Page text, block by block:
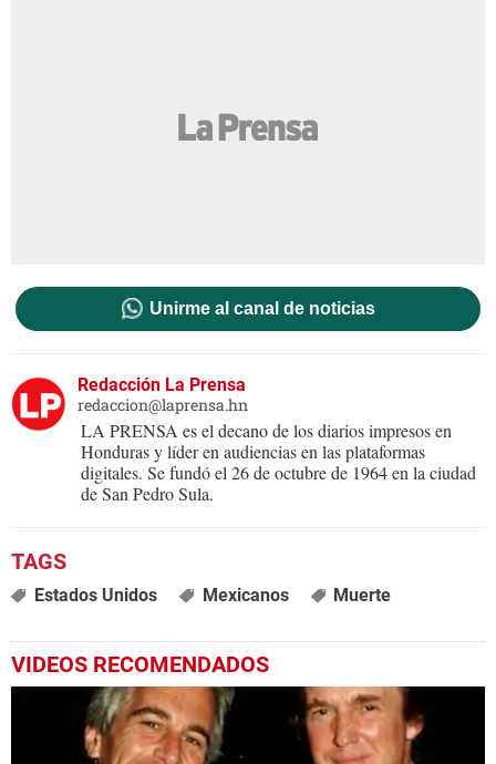
Unirme al canal de noticias
Redacción La Prensa
redaccion@laprensa.hn
LA PRENSA es el decano de los diarios impresos en
Honduras y líder en audiencias en las plataformas
digitales. Se fundó el 26 de octubre de 1964 en la ciudad
de San Pedro Sula.
Estados Unidos Mexicanos Muerte
VIDEOS RECOMENDADOS